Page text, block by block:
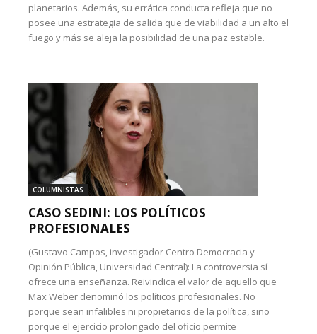
planetarios. Además, su errática conducta refleja que no
posee una estrategia de salida que de viabilidad a un alto el
fuego y más se aleja la posibilidad de una paz estable.
COLUMNISTAS
CASO SEDINI: LOS POLÍTICOS
PROFESIONALES
(Gustavo Campos, investigador Centro Democracia y
Opinión Pública, Universidad Central): La controversia sí
ofrece una enseñanza. Reivindica el valor de aquello que
Max Weber denominó los políticos profesionales. No
porque sean infalibles ni propietarios de la política, sino
porque el ejercicio prolongado del oficio permite